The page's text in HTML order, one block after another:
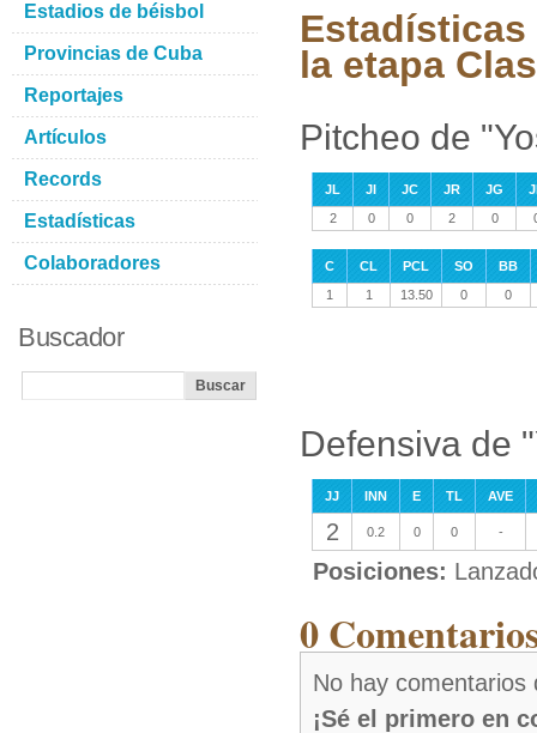
Estadísticas
la etapa
Pitcheo de
JL JI JC JR JG
2
0 0 2 0
C CL PCL SO
BB
1
1 13.50 0 0
Defensiva de
JJ INN E TL AVE
2 0.2 0 0 -
Posiciones:
0
No hay comentarios
¡Sé el primero en
Estadios de béisbol
Provincias de Cuba
Reportajes
Artículos
Records
Estadísticas
Colaboradores
Buscador